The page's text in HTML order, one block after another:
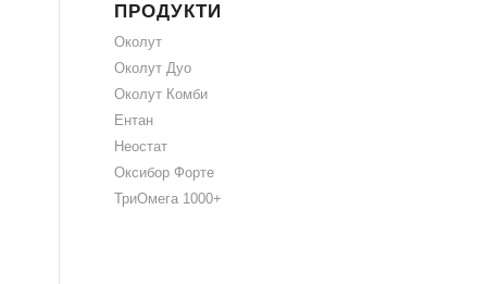
ПРОДУКТИ
Околут
Околут Дуо
Околут Комби
Ентан
Неостат
Оксибор Форте
ТриОмега 1000+